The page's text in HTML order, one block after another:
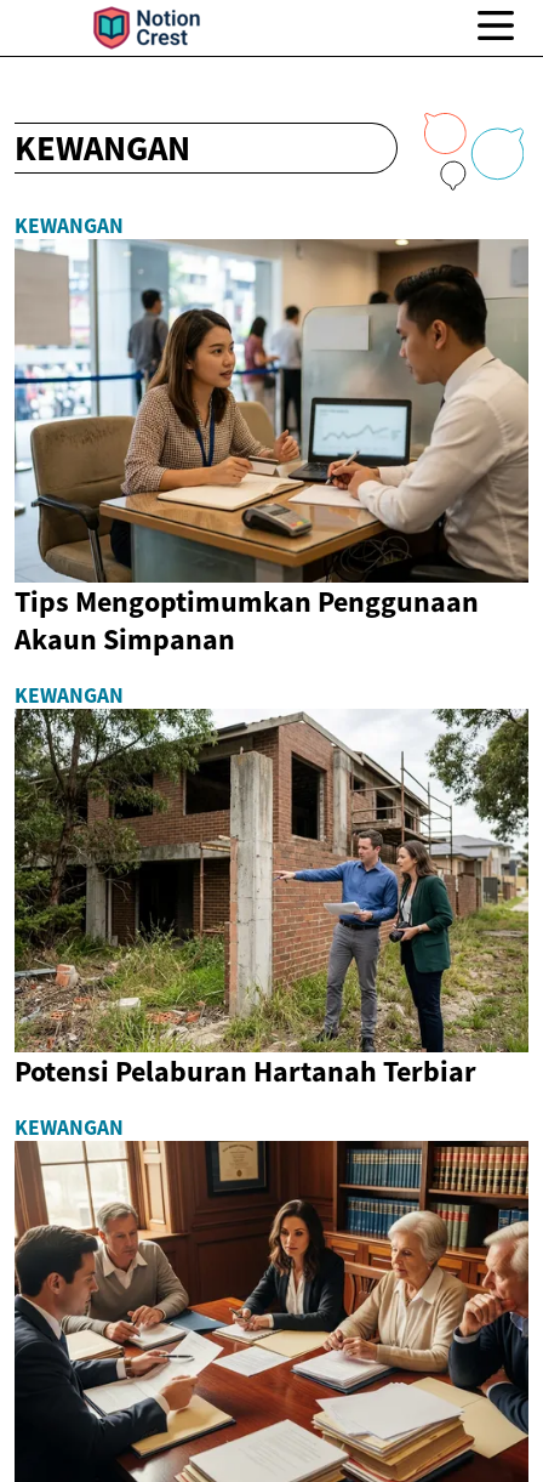
KEWANGAN
KEWANGAN
Tips Mengoptimumkan Penggunaan
Akaun Simpanan
KEWANGAN
Potensi Pelaburan Hartanah Terbiar
KEWANGAN